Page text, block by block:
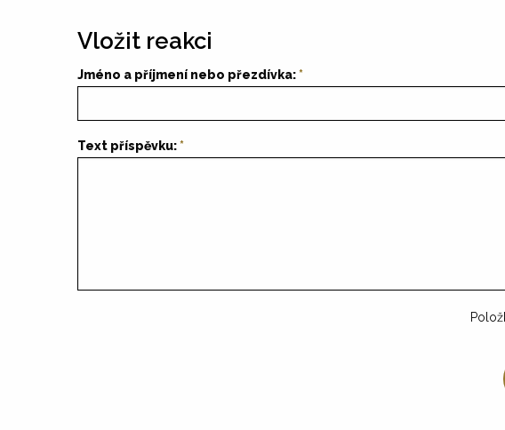
Vložit reakci
Jméno a příjmení nebo přezdívka:
Text příspěvku: